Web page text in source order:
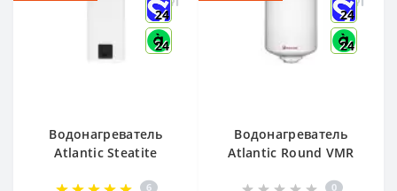
24
24
Водонагреватель
Atlantic Steatite
6
24
24
Водонагреватель
Atlantic Round VMR
0